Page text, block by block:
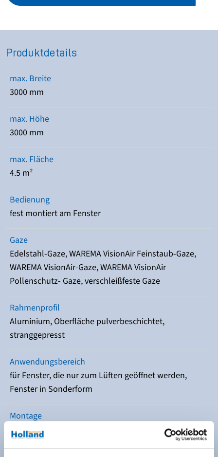
Produktdetails
max. Breite
3000 mm
max. Höhe
3000 mm
max. Fläche
4.5 m²
Bedienung
fest montiert am Fenster
Gaze
Edelstahl-Gaze, WAREMA VisionAir Feinstaub-Gaze,
WAREMA VisionAir-Gaze, WAREMA VisionAir
Pollenschutz- Gaze, verschleißfeste Gaze
Rahmenprofil
Aluminium, Oberfläche pulverbeschichtet,
stranggepresst
Anwendungsbereich
für Fenster, die nur zum Lüften geöffnet werden,
Fenster in Sonderform
Montage
fest verschraubt auf der Laibung, mit Federstiften in
seitlichen Befestigungsbohrungen, zum Einhängen